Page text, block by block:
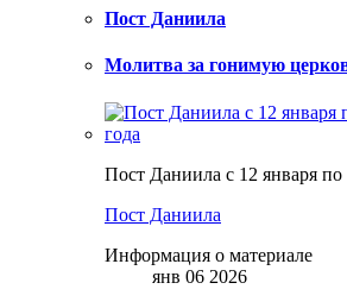
Пост Даниила
Молитва за гонимую
Пост Даниила с 12 января по
Пост Даниила
Информация о материале
янв 06 2026